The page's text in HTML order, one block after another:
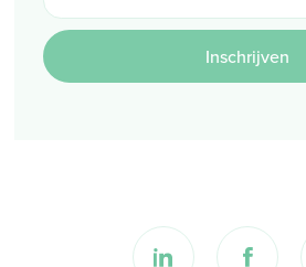
Inschrijven